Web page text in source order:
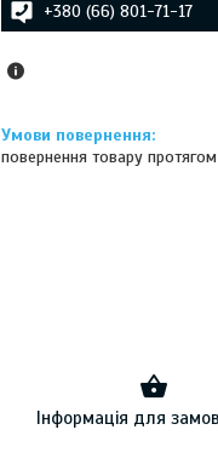
+380 (66) 801-71-17
повернення товару
Інформація для